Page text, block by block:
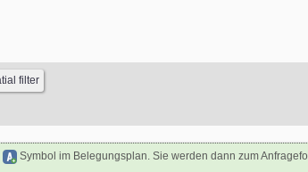
Symbol im Belegungsplan. Sie werden dann zum